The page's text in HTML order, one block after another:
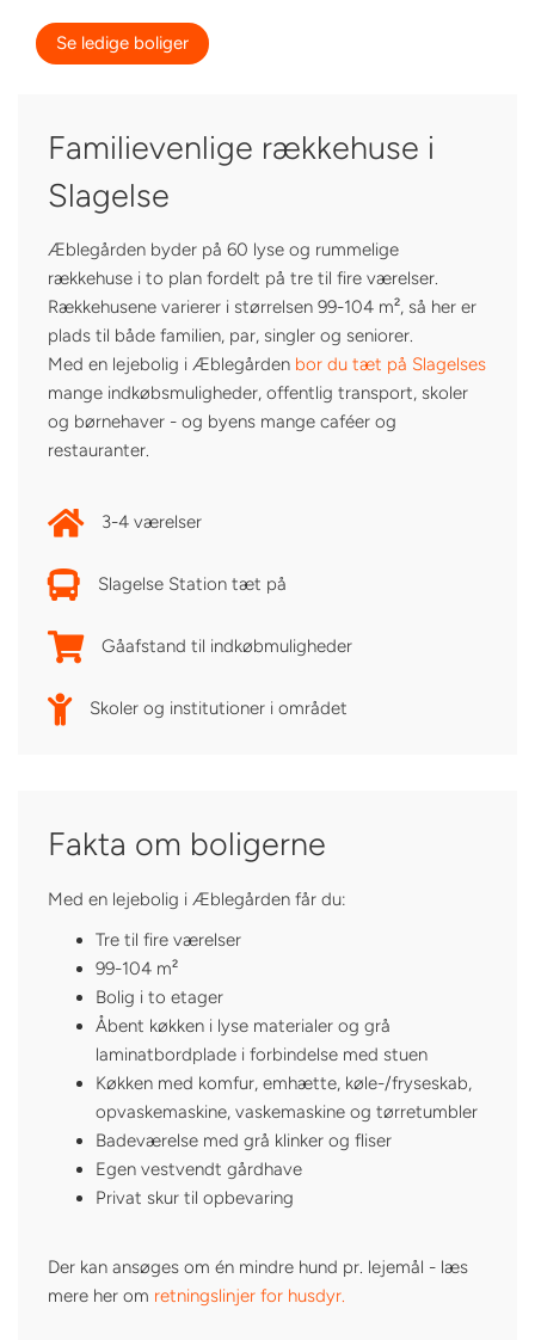
Se ledige boliger
Familievenlige rækkehuse i
Slagelse
Æblegården byder på 60 lyse og rummelige
rækkehuse i to plan fordelt på tre til fire værelser.
Rækkehusene varierer i størrelsen 99-104 m², så her er
plads til både familien, par, singler og seniorer.
Med en lejebolig i Æblegården bor du tæt på Slagelses
mange indkøbsmuligheder, offentlig transport, skoler
og børnehaver - og byens mange caféer og
restauranter.
3-4 værelser
Slagelse Station tæt på
Gåafstand til indkøbmuligheder
Skoler og institutioner i området
Fakta om boligerne
Med en lejebolig i Æblegården får du:
Tre til fire værelser
99-104 m²
Bolig i to etager
Åbent køkken i lyse materialer og grå
laminatbordplade i forbindelse med stuen
Køkken med komfur, emhætte, køle-/fryseskab,
opvaskemaskine, vaskemaskine og tørretumbler
Badeværelse med grå klinker og fliser
Egen vestvendt gårdhave
Privat skur til opbevaring
Der kan ansøges om én mindre hund pr. lejemål - læs
mere her om retningslinjer for husdyr.